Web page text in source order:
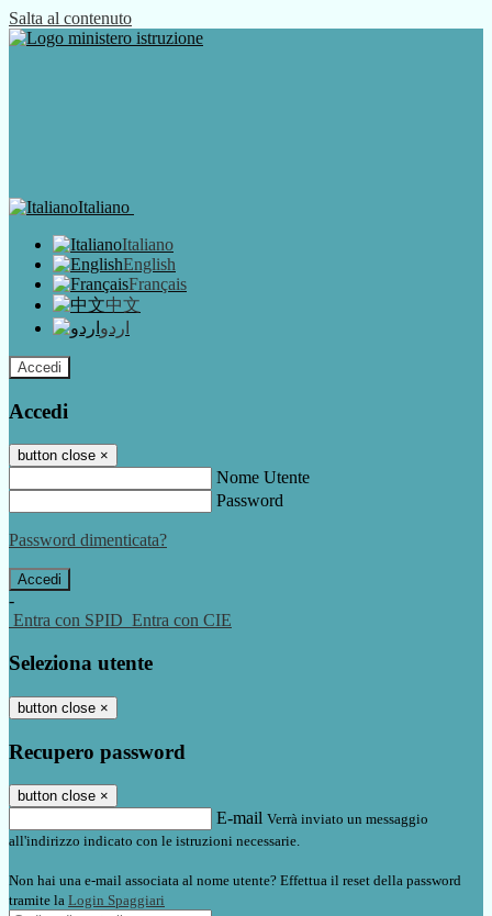
Salta al contenuto
Italiano
Italiano
English
Français
中文
اردو
Accedi
Accedi
button close ×
Nome Utente
Password
Password dimenticata?
-
Entra con SPID Entra con CIE
Seleziona utente
button close ×
Recupero password
button close ×
E-mail Verrà inviato un messaggio
all'indirizzo indicato con le istruzioni necessarie.
Non hai una e-mail associata al nome utente? Effettua il reset della password
tramite la Login Spaggiari